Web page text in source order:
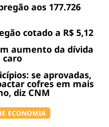
aos 177.726
cotado a R$ 5,12
aumento da dívida
caro
se aprovadas,
cofres em mais
diz CNM
ECONOMIA